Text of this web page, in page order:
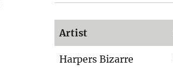
Artist
Harpers Bizarre